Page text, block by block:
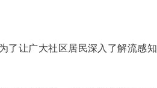
让广大社区居民深入了解流感知